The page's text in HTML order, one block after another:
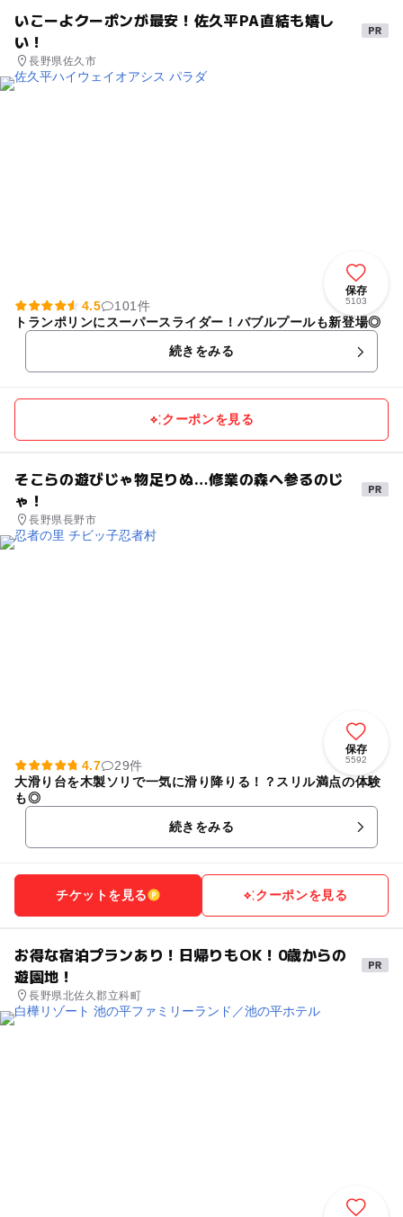
いこーよクーポンが最安！佐久平PA直結も嬉し
い！
長野県佐久市
保存
5103
4.5
101件
トランポリンにスーパースライダー！バブルプールも新登場◎
続きをみる
クーポンを見る
そこらの遊びじゃ物足りぬ…修業の森へ参るのじ
ゃ！
長野県長野市
保存
5592
4.7
29件
大滑り台を木製ソリで一気に滑り降りる！？スリル満点の体験
も◎
続きをみる
チケットを見る クーポンを見る
お得な宿泊プランあり！日帰りもOK！0歳からの
遊園地！
長野県北佐久郡立科町